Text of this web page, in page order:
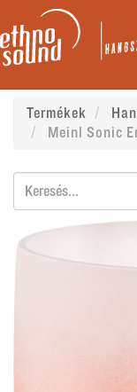
Termékek
Meinl Sonic